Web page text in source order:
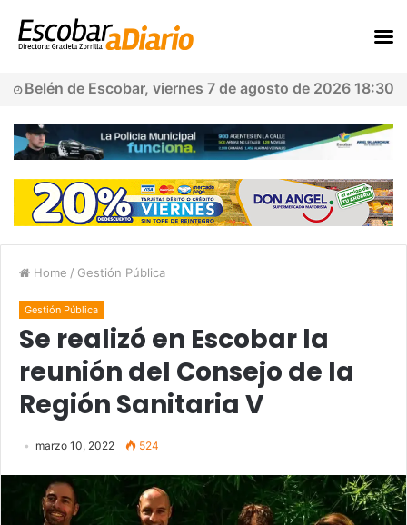
Belén de Escobar, viernes 7 de agosto de 2026 18:30
Home / Gestión Pública
Gestión Pública
Se realizó en Escobar la
reunión del Consejo de la
Región Sanitaria V
marzo 10, 2022 524